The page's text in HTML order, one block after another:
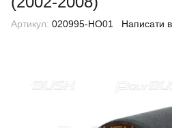
Артикул: 020995-HO01 Написати